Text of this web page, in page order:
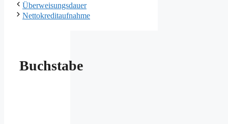
Überweisungsdauer
Nettokreditaufnahme
Buchstabe